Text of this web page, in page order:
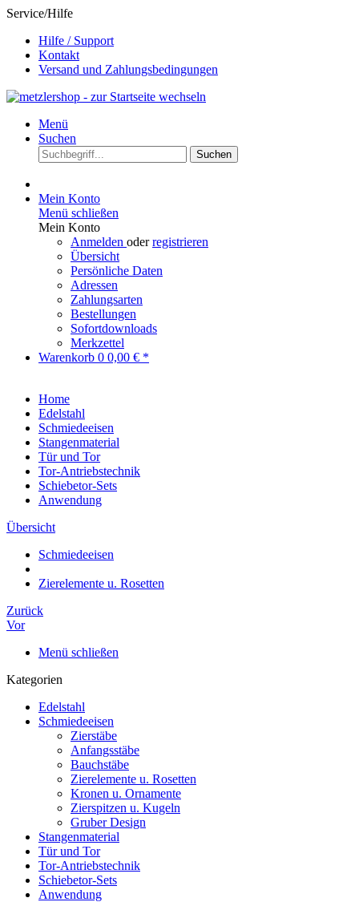
Service/Hilfe
Hilfe / Support
Kontakt
Versand und Zahlungsbedingungen
Menü
Suchen
Suchen
Mein Konto
Menü schließen
Mein Konto
Anmelden oderregistrieren
Übersicht
Persönliche Daten
Adressen
Zahlungsarten
Bestellungen
Sofortdownloads
Merkzettel
Warenkorb 0 0,00 € *
Home
Edelstahl
Schmiedeeisen
Stangenmaterial
Tür und Tor
Tor-Antriebstechnik
Schiebetor-Sets
Anwendung
Übersicht
Schmiedeeisen
Zierelemente u. Rosetten
Zurück
Vor
Menü schließen
Kategorien
Edelstahl
Schmiedeeisen
Zierstäbe
Anfangsstäbe
Bauchstäbe
Zierelemente u. Rosetten
Kronen u. Ornamente
Zierspitzen u. Kugeln
Gruber Design
Stangenmaterial
Tür und Tor
Tor-Antriebstechnik
Schiebetor-Sets
Anwendung